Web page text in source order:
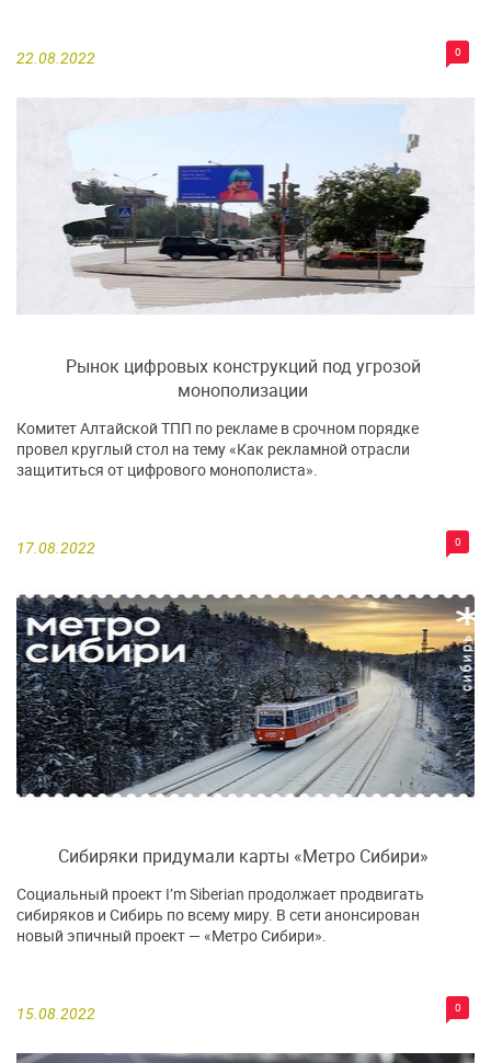
22.08.2022 0
Рынок цифровых конструкций под угрозой
монополизации
17.08.2022 0
Комитет Алтайской ТПП по рекламе в срочном порядке
провел круглый стол на тему «Как рекламной отрасли
защититься от цифрового монополиста».
Сибиряки придумали карты «Метро Сибири»
15.08.2022 0
Социальный проект I’m Siberian продолжает продвигать
сибиряков и Сибирь по всему миру. В сети анонсирован
новый эпичный проект — «Метро Сибири».